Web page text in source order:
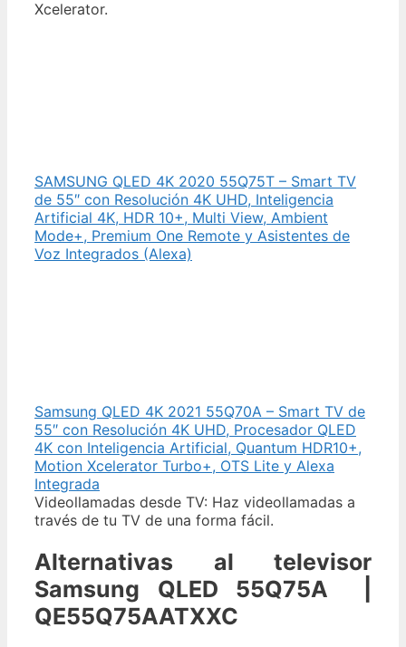
Xcelerator.
SAMSUNG QLED 4K 2020 55Q75T – Smart TV
de 55″ con Resolución 4K UHD, Inteligencia
Artificial 4K, HDR 10+, Multi View, Ambient
Mode+, Premium One Remote y Asistentes de
Voz Integrados (Alexa)
Samsung QLED 4K 2021 55Q70A – Smart TV de
55″ con Resolución 4K UHD, Procesador QLED
4K con Inteligencia Artificial, Quantum HDR10+,
Motion Xcelerator Turbo+, OTS Lite y Alexa
Integrada
Videollamadas desde TV: Haz videollamadas a
través de tu TV de una forma fácil.
Alternativas al televisor
Samsung QLED 55Q75A |
QE55Q75AATXXC